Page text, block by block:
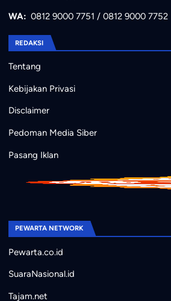
WA: 0812 9000 7751 / 0812 9000 7752
REDAKSI
Tentang
Kebijakan Privasi
Disclaimer
Pedoman Media Siber
Pasang Iklan
PEWARTA NETWORK
Pewarta.co.id
SuaraNasional.id
Tajam.net